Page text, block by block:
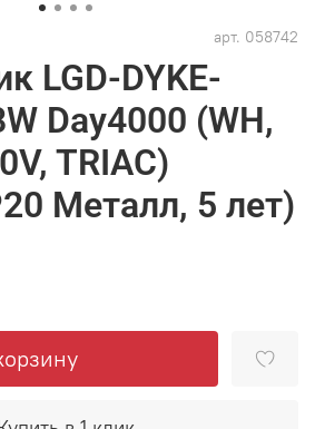
арт. 058742
LGD-DYKE-
Day4000 (WH,
TRIAC)
Металл, 5 лет)